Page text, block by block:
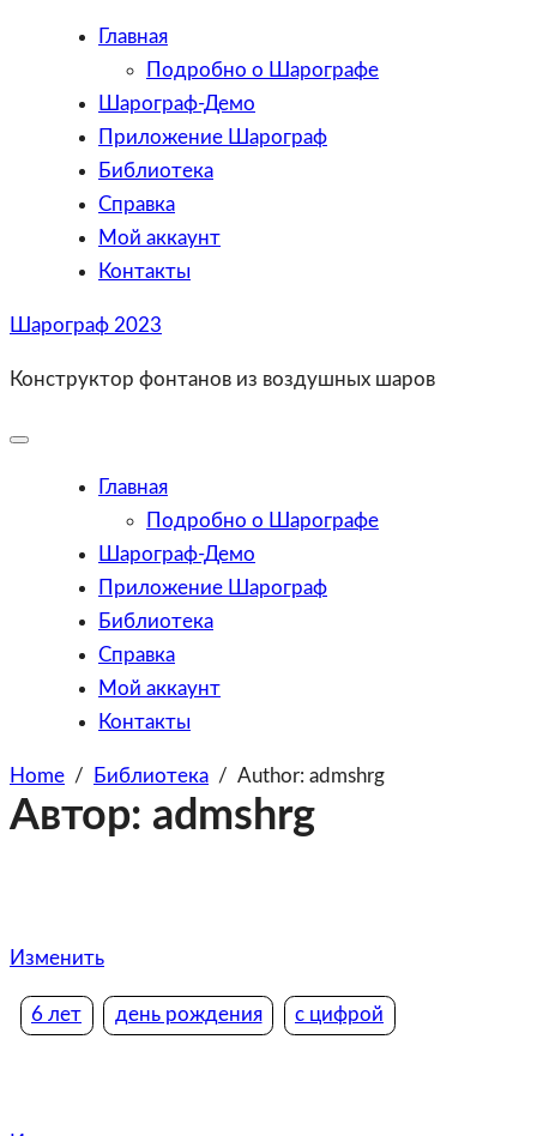
Главная
Подробно о Шарографе
Шарограф-Демо
Приложение Шарограф
Библиотека
Справка
Мой аккаунт
Контакты
Skip
content
Шарограф 2023
Конструктор фонтанов из воздушных шаров
Toggle
Главная
Подробно о Шарографе
Шарограф-Демо
Приложение Шарограф
Библиотека
Справка
Мой аккаунт
Контакты
Home / Библиотека / Author: admshrg
Автор: admshrg
Изменить
6 лет день рождения с цифрой